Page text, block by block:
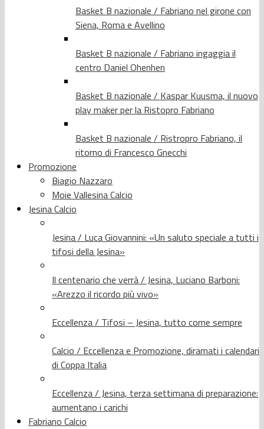
Basket B nazionale / Fabriano nel girone con
Siena, Roma e Avellino
Basket B nazionale / Fabriano ingaggia il
centro Daniel Ohenhen
Basket B nazionale / Kaspar Kuusma, il nuovo
play maker per la Ristopro Fabriano
Basket B nazionale / Ristropro Fabriano, il
ritorno di Francesco Gnecchi
Promozione
Biagio Nazzaro
Moie Vallesina Calcio
Jesina Calcio
Jesina / Luca Giovannini: «Un saluto speciale a tutti i
tifosi della Jesina»
Il centenario che verrà / Jesina, Luciano Barboni:
«Arezzo il ricordo più vivo»
Eccellenza / Tifosi – Jesina, tutto come sempre
Calcio / Eccellenza e Promozione, diramati i calendari
di Coppa Italia
Eccellenza / Jesina, terza settimana di preparazione:
aumentano i carichi
Fabriano Calcio